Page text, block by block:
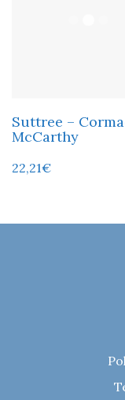
Suttree –
McCarthy
22,21€